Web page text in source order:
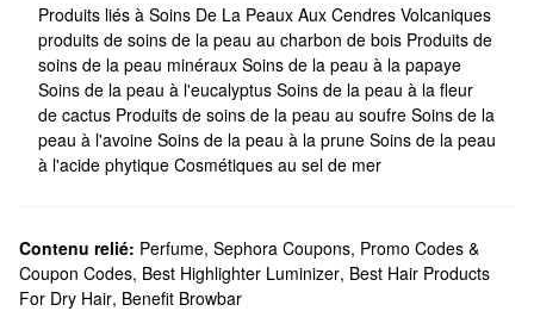
Produits liés à Soins De La Peaux Aux Cendres Volcaniques
produits de soins de la peau au charbon de bois Produits de
soins de la peau minéraux Soins de la peau à la papaye
Soins de la peau à l'eucalyptus Soins de la peau à la fleur
de cactus Produits de soins de la peau au soufre Soins de la
peau à l'avoine Soins de la peau à la prune Soins de la peau
à l'acide phytique Cosmétiques au sel de mer
Contenu relié: Perfume, Sephora Coupons, Promo Codes &
Coupon Codes, Best Highlighter Luminizer, Best Hair Products
For Dry Hair, Benefit Browbar